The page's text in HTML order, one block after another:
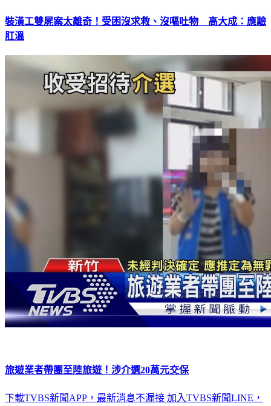
裝潢工雙屍案太離奇！受困沒求救、沒嘔吐物 高大成：應驗
肛溫
旅遊業者帶團至陸旅遊！涉介選20萬元交保
下載TVBS新聞APP，最新消息不漏接 加入TVBS新聞LINE，